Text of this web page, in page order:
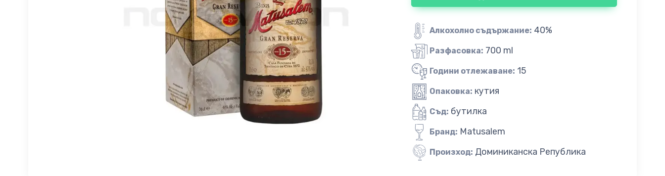
Алкохолно съдържание: 40%
Разфасовка: 700 ml
Години отлежаване: 15
Опаковка: кутия
Съд: бутилка
Бранд: Matusalem
Произход: Доминиканска Република